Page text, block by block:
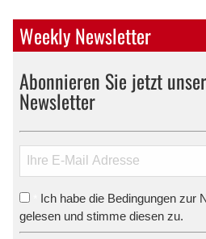
Weekly Newsletter
Abonnieren Sie jetzt
Newsletter
Ich habe die Bedingungen zur
gelesen und stimme diesen zu.